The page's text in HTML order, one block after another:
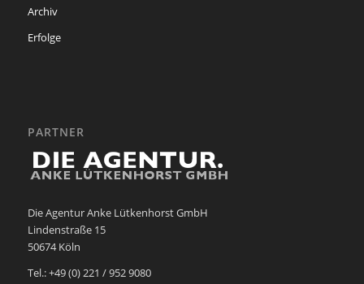
Archiv
Erfolge
PARTNER
Die Agentur Anke Lütkenhorst GmbH
Lindenstraße 15
50674 Köln
Tel.: +49 (0) 221 / 952 9080